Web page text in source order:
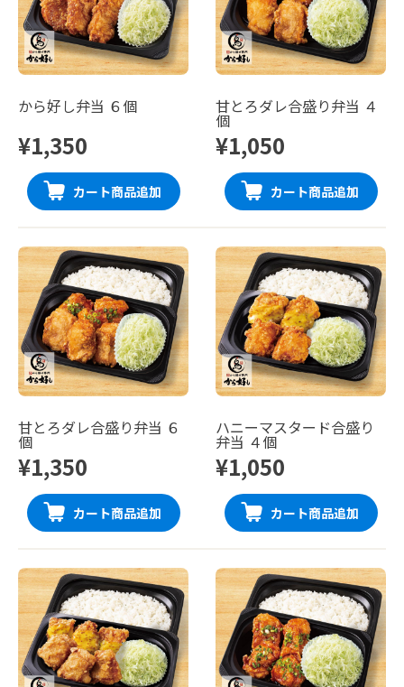
から好し弁当 ６個
¥1,350
カート商品追加
甘とろダレ合盛り弁当 ４
個
¥1,050
カート商品追加
甘とろダレ合盛り弁当 ６
個
¥1,350
カート商品追加
ハニーマスタード合盛り
弁当 ４個
¥1,050
カート商品追加